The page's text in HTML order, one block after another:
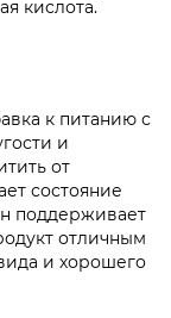
кислота.
к питанию с
и
от
состояние
поддерживает
отличным
и хорошего